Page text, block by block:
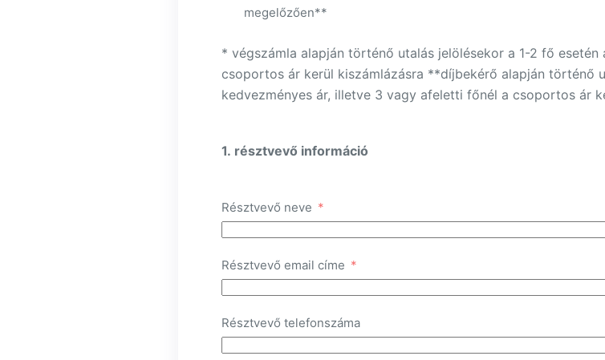
megelőzően**
* végszámla alapján történő utalás jelölésekor a 1-2 fő
csoportos ár kerül kiszámlázásra **díjbekérő alapján történő
kedvezményes ár, illetve 3 vagy afeletti főnél a csoportos ár
1. résztvevő információ
Résztvevő neve
Résztvevő email címe
Résztvevő telefonszáma